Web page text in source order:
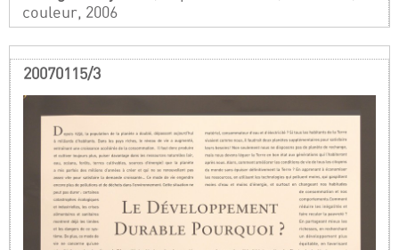
couleur, 2006
20070115/3